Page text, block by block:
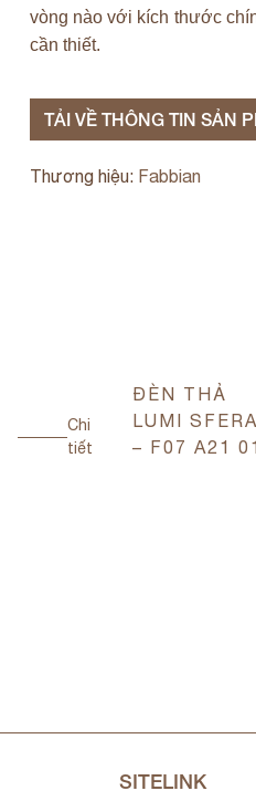
vòng nào với kích thước
cần thiết.
TẢI VỀ THÔNG TIN SẢN
Thương hiệu: Fabbian
Chi
tiết
ĐÈN THẢ
LUMI SFERA
– F07 A21 01
SITELINK